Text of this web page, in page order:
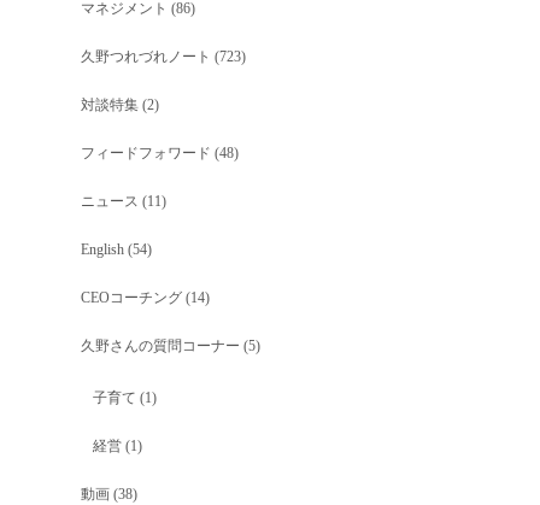
マネジメント (86)
久野つれづれノート (723)
対談特集(2)
フィードフォワード (48)
ニュース (11)
English(54)
CEOコーチング(14)
久野さんの質問コーナー (5)
子育て (1)
経営(1)
動画(38)